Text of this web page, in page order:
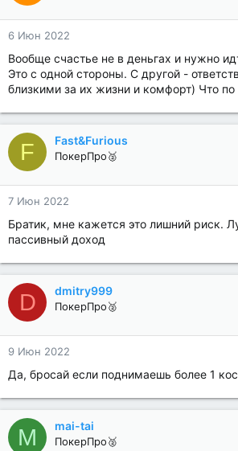
6 Июн 2022
Вообще счастье не в деньгах и нужно
Это с одной стороны. С другой -
близкими за их жизни и комфорт) Что по
F Fast&Furious
ПокерПро🥈
7 Июн 2022
Братик, мне кажется это лишний риск.
пассивный доход
D dmitry999
ПокерПро🥈
9 Июн 2022
Да, бросай если поднимаешь более 1
M mai-tai
ПокерПро🥈